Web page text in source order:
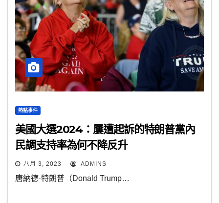
熱點事件
美國大選2024：屢遭起訴的特朗普黨內
民調支持率為何不降反升
八月 3, 2023 ADMINS
唐納德·特朗普（Donald Trump…